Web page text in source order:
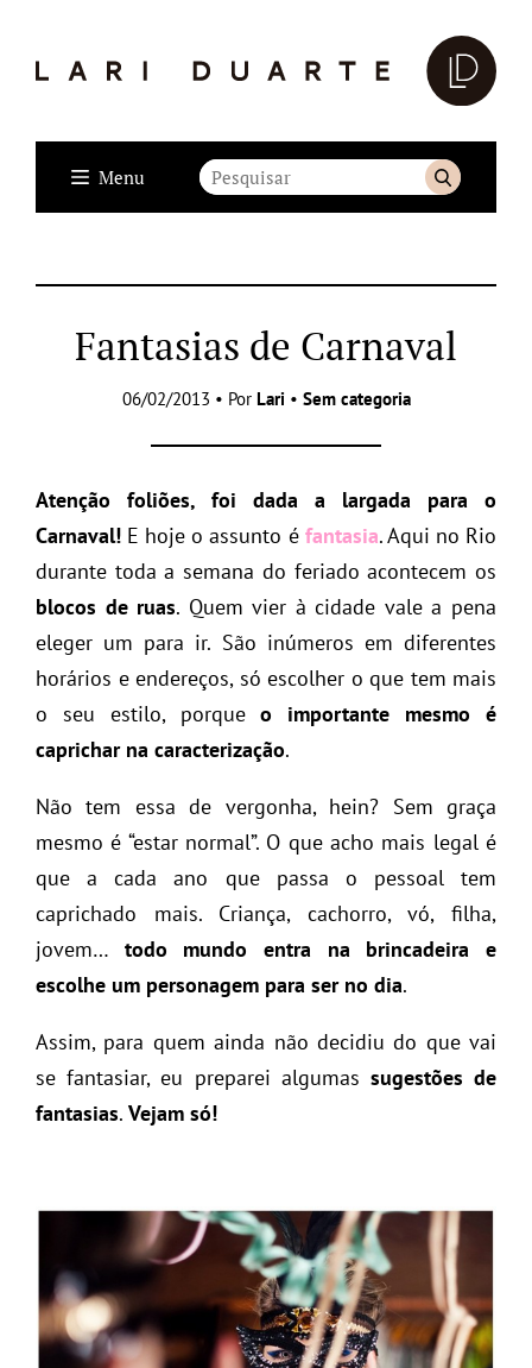
Menu
Fantasias de Carnaval
06/02/2013 • Por Lari • Sem categoria
Atenção foliões, foi dada a largada para o
Carnaval! E hoje o assunto é fantasia. Aqui no Rio
durante toda a semana do feriado acontecem os
blocos de ruas. Quem vier à cidade vale a pena
eleger um para ir. São inúmeros em diferentes
horários e endereços, só escolher o que tem mais
o seu estilo, porqueo importante mesmo é
caprichar na caracterização.
Não tem essa de vergonha, hein? Sem graça
mesmo é “estar normal”. O que acho mais legal é
que a cada ano que passa o pessoal tem
caprichado mais. Criança, cachorro, vó, filha,
jovem… todo mundo entra na brincadeira e
escolhe um personagem para ser no dia.
Assim, para quem ainda não decidiu do que vai
se fantasiar, eu preparei algumas sugestões de
fantasias. Vejam só!